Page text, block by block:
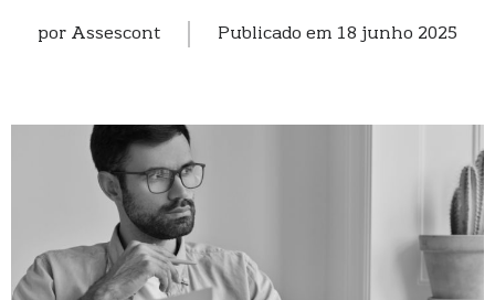
por Assescont Publicado em 18 junho 2025